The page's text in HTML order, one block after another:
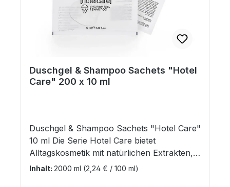
Duschgel & Shampoo Sachets "Hotel
Care" 200 x 10 ml
Duschgel & Shampoo Sachets "Hotel Care"
10 ml Die Serie Hotel Care bietet
Alltagskosmetik mit natürlichen Extrakten,
die sowohl für Frauen als auch für Männer
Inhalt: 2000 ml (2,24 € / 100 ml)